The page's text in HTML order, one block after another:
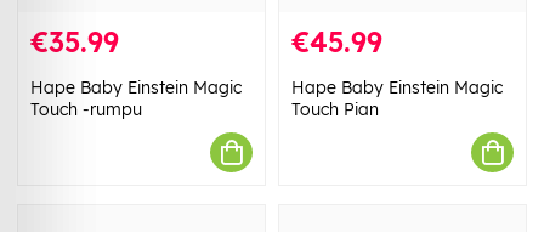
€35.99
Hape Baby Einstein Magic
Touch -rumpu
€45.99
Hape Baby Einstein Magic
Touch Pian